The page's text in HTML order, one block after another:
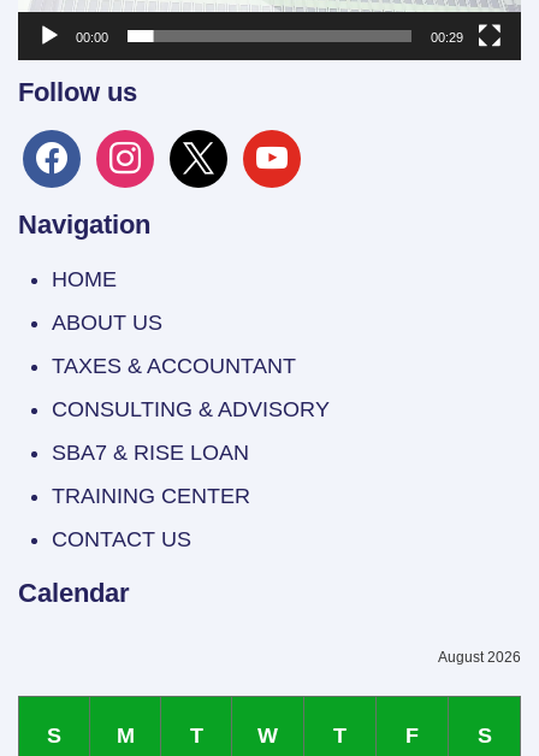
00:00 00:29
Follow us
facebookinstagram
x youtube
Navigation
HOME
ABOUT US
TAXES & ACCOUNTANT
CONSULTING & ADVISORY
SBA7 & RISE LOAN
TRAINING CENTER
CONTACT US
Calendar
August 2026
S M T W T F S